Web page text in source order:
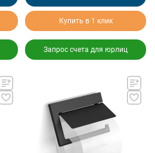
Купить в 1 клик
Запрос счета для юрлиц